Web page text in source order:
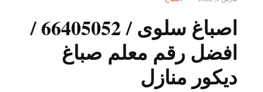
اصباغ سلوى / 66405052 /
افضل رقم معلم صباغ
ديكور منازل